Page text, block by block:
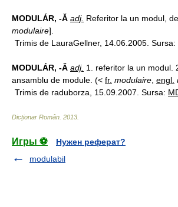
MODULÁR, -Ă adj. Referitor la un modul,
modulaire].
Trimis de LauraGellner, 14.06.2005. Sursa:
MODULÁR, -Ă adj. 1. referitor la un modul.
ansamblu de module. (< fr. modulaire engl.
Trimis de raduborza, 15.09.2007. Sursa:
Dicționar Român 2013
Игры ⚽
Нужен реферат?
modulabil